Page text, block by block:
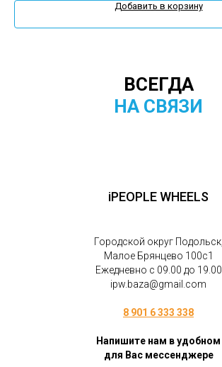
Добавить в корзину
ВСЕГДА
НА СВЯЗИ
iPEOPLE WHEELS
Городской округ Подольск,
Малое Брянцево 100с1
Ежедневно с 09.00 до 19.00
ipw.baza@gmail.com
8 901 6 333 338
Напишите нам в удобном
для Вас мессенджере